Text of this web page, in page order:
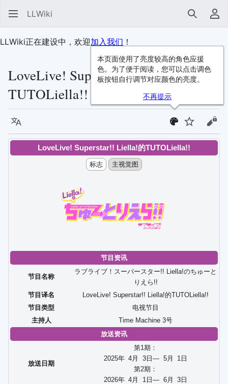
LLWiki 搜索 用
LLWiki正在建设中，欢迎加入我们 ！
LoveLive! Superstar!! Liella!的
TUTOLiella!!
语言 监视 查
LoveLive! Superstar!! Liella!的TUTOLiella!!
标志 主视觉图
节目资讯
节目名称
ラブライブ！スーパースター!! Liella!のちゅーと
りえら!!
节目译名
LoveLive! Superstar!! Liella!的TUTOLiella!!
节目类型
电视节目
主持人
Time Machine 3号
放送资讯
放送日期
第1期：
2025年 4月 3 日— 5月 1 日
第2期：
2026年 4月 1 日— 6月 3 日
本页面使用了亮度较高的角色应援
色。为了便于阅读，您可以点击调色
板按钮自行调节对应颜色的亮度。
不再提示